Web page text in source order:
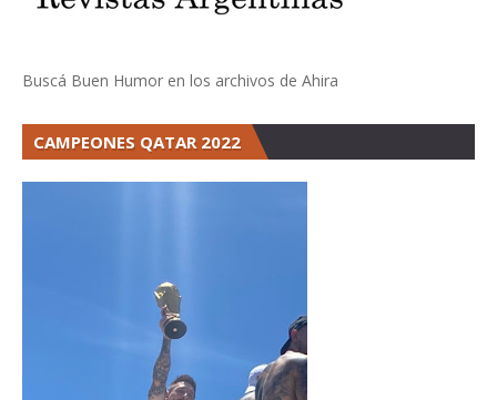
Buscá Buen Humor en los archivos de Ahira
CAMPEONES QATAR 2022